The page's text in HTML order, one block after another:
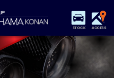
STOCK ACCESS
ビス パーツリスト
報 アクセスマップ